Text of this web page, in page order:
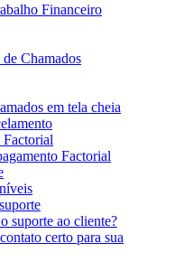
Financeiro
Chamados
em tela cheia
Factorial
Factorial
suporte ao cliente?
certo para sua